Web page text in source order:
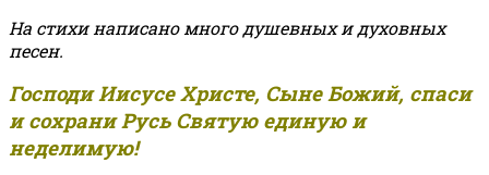
На стихи написано много душевных и духовных
песен.
Господи Иисусе Христе, Сыне Божий, спаси
и сохрани Русь Святую единую и
неделимую!